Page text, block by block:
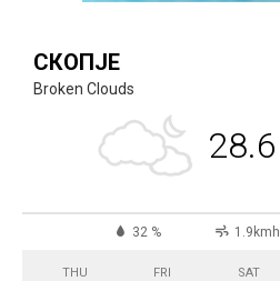
СКОПЈЕ
Broken Clouds
28.6
32 % 1.9kmh
THU FRI SAT